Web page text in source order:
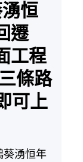
恒
遷
工程
條路
可上
葵湧恒年